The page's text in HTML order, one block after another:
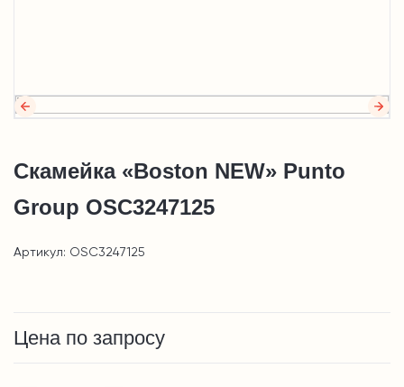
Скамейка «Boston NEW» Punto
Group OSC3247125
Артикул: OSC3247125
Цена по запросу